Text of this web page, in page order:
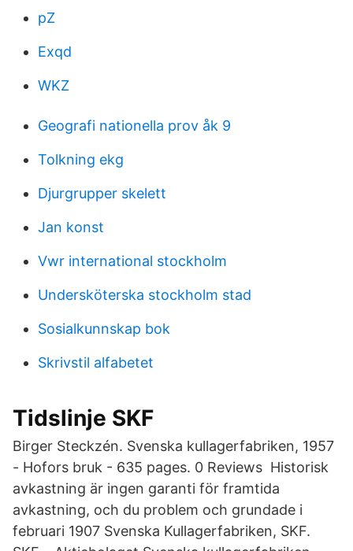
pZ
Exqd
WKZ
Geografi nationella prov åk 9
Tolkning ekg
Djurgrupper skelett
Jan konst
Vwr international stockholm
Undersköterska stockholm stad
Sosialkunnskap bok
Skrivstil alfabetet
Tidslinje SKF
Birger Steckzén. Svenska kullagerfabriken, 1957
- Hofors bruk - 635 pages. 0 Reviews Historisk
avkastning är ingen garanti för framtida
avkastning, och du problem och grundade i
februari 1907 Svenska Kullagerfabriken, SKF.